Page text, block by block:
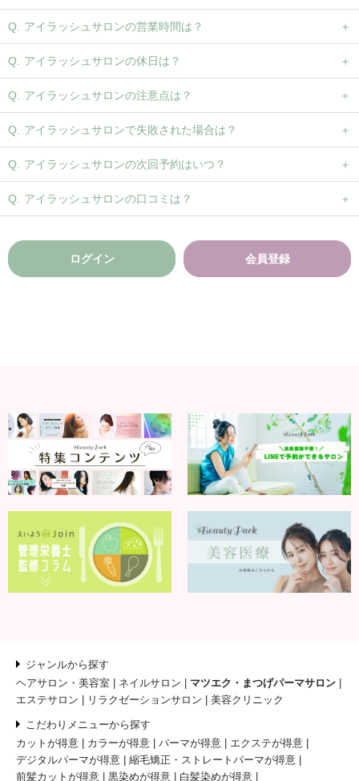
アイラッシュサロンの営業時間は？
アイラッシュサロンの休日は？
アイラッシュサロンの注意点は？
アイラッシュサロンで失敗された場合は？
アイラッシュサロンの次回予約はいつ？
アイラッシュサロンの口コミは？
ログイン 会員登録
ジャンルから探す
ヘアサロン・美容室
ネイルサロン
マツエク・まつげパーマサロン
エステサロン
リラクゼーションサロン 美容クリニック
こだわりメニューから探す
カットが得意
カラーが得意 パーマが得意
エクステが得意
デジタルパーマが得意
縮毛矯正・ストレートパーマが得意
前髪カットが得意
黒染めが得意
白髪染めが得意